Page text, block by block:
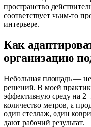
пространство
соответствует чьим-то
интерьере.
Как
организацию
Небольшая площадь — не
решений. В моей
эффективную среду на
количество метров, а
один стеллаж, один
дают рабочий результат.